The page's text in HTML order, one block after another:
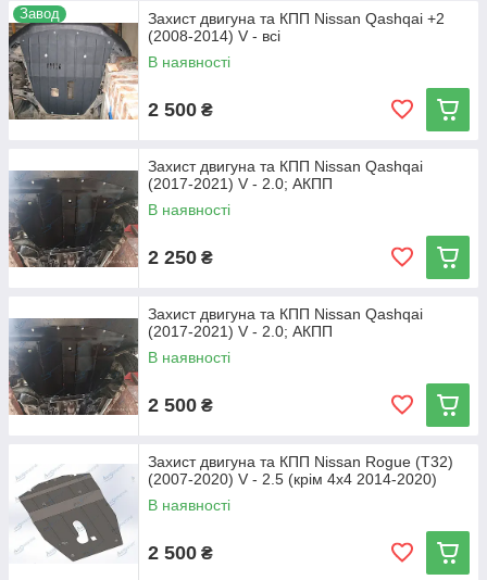
Завод
Захист двигуна та КПП Nissan Qashqai +2
(2008-2014) V - всі
В наявності
2 500 ₴
Захист двигуна та КПП Nissan Qashqai
(2017-2021) V - 2.0; АКПП
В наявності
2 250 ₴
Захист двигуна та КПП Nissan Qashqai
(2017-2021) V - 2.0; АКПП
В наявності
2 500 ₴
Захист двигуна та КПП Nissan Rogue (T32)
(2007-2020) V - 2.5 (крім 4х4 2014-2020)
В наявності
2 500 ₴